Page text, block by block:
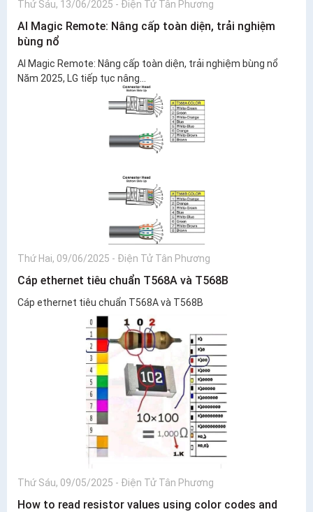
Thứ Sáu, 13/06/2025 - Điện Tử Tân Phương
AI Magic Remote: Nâng cấp toàn diện, trải nghiệm
bùng nổ
AI Magic Remote: Nâng cấp toàn diện, trải nghiệm bùng nổ
Năm 2025, LG tiếp tục nâng...
Thứ Hai, 09/06/2025 - Điện Tử Tân Phương
Cáp ethernet tiêu chuẩn T568A và T568B
Cáp ethernet tiêu chuẩn T568A và T568B
Thứ Sáu, 09/05/2025 - Điện Tử Tân Phương
How to read resistor values using color codes and